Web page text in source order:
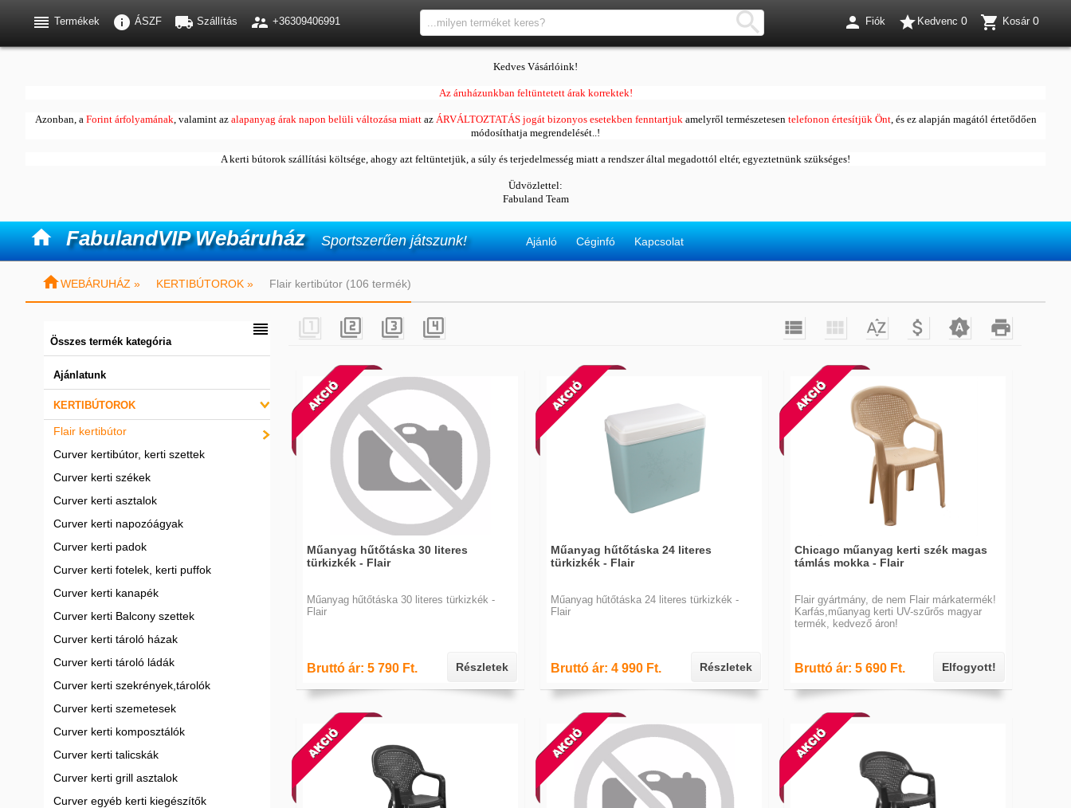
Kedves Vásárlóink!
Az áruházunkban feltüntetett árak korrektek!
Azonban, a Forint árfolyamának, valamint az alapanyag árak napon belüli változása miatt az ÁRVÁLTOZTATÁS jogát bizonyos esetekben fenntartjuk amelyről természetesentelefonon értesítjük Önt, és ez alapján magától értetődően
módosíthatja megrendelését..!
A kerti bútorok szállítási költsége, ahogy azt feltüntetjük, a súly és terjedelmesség miatt a rendszer által megadottól eltér, egyeztetnünk szükséges!
Üdvözlettel:
Fabuland Team
 FabulandVIP Webáruház Sportszerűen játszunk! Ajánló Céginfó Kapcsolat
 Termékek  ÁSZF  Szállítás  +36309406991   Fiók  Kedvenc 0  Kosár 0
WEBÁRUHÁZ » KERTIBÚTOROK » Flair kertibútor (106 termék)
Összes termék kategória

Ajánlatunk
KERTIBÚTOROK
Flair kertibútor
Curver kertibútor, kerti szettek
Curver kerti székek
Curver kerti asztalok
Curver kerti napozóágyak
Curver kerti padok
Curver kerti fotelek, kerti puffok
Curver kerti kanapék
Curver kerti Balcony szettek
Curver kerti tároló házak
Curver kerti tároló ládák
Curver kerti szekrények,tárolók
Curver kerti szemetesek
Curver kerti komposztálók
Curver kerti talicskák
Curver kerti grill asztalok
Curver egyéb kerti kiegészítők
         
Műanyag hűtőtáska 30 literes
türkizkék - Flair
Műanyag hűtőtáska 30 literes türkizkék -
Flair
Bruttó ár: 5 790 Ft. Részletek
Műanyag hűtőtáska 24 literes
türkizkék - Flair
Műanyag hűtőtáska 24 literes türkizkék -
Flair
Bruttó ár: 4 990 Ft. Részletek
Chicago műanyag kerti szék magas
támlás mokka - Flair
Flair gyártmány, de nem Flair márkatermék!
Karfás,műanyag kerti UV-szűrős magyar
termék, kedvező áron!
Bruttó ár: 5 690 Ft. Elfogyott!